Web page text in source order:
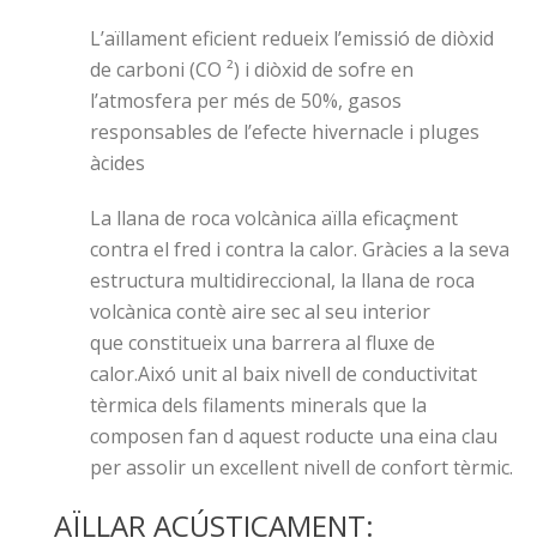
L’aïllament eficient redueix l’emissió de diòxid
de carboni (CO ²) i diòxid de sofre en
l’atmosfera per més de 50%, gasos
responsables de l’efecte hivernacle i pluges
àcides
La llana de roca volcànica aïlla eficaçment
contra el fred i contra la calor. Gràcies a la seva
estructura multidireccional, la llana de roca
volcànica contè aire sec al seu interior
que constitueix una barrera al fluxe de
calor.Aixó unit al baix nivell de conductivitat
tèrmica dels filaments minerals que la
composen fan d aquest roducte una eina clau
per assolir un excellent nivell de confort tèrmic.
AÏLLAR ACÚSTICAMENT: